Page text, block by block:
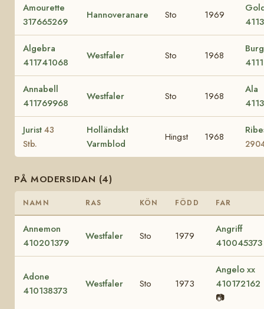
Amourette
317665269
Hannoveranare Sto 1969
Algebra
411741068
Westfaler Sto 1968
Annabell
411769968
Westfaler Sto 1968
Ala
Jurist 43
Stb.
Holländskt
Varmblod
Hingst 1968
PÅ MODERSIDAN (4)
NAMN RAS KÖN FÖDD FAR
Annemon
410201379
Westfaler Sto 1979
Angriff
410045373
Adone
410138373
Westfaler Sto 1973
Angelo xx
410172162
📷